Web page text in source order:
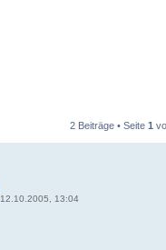
2 Beiträge • Seite 1
12.10.2005, 13:04